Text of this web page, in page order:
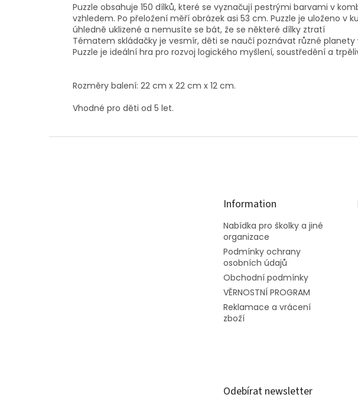
Puzzle obsahuje 150 dílků, které se vyznačují pestrými barvami v
vzhledem. Po přeložení měří obrázek asi 53 cm. Puzzle je uloženo v
úhledně uklizené a nemusíte se bát, že se některé dílky ztratí
Tématem skládačky je vesmír, děti se naučí poznávat různé planety
Puzzle je ideální hra pro rozvoj logického myšlení, soustředění a
Rozměry balení: 22 cm x 22 cm x 12 cm.
Vhodné pro děti od 5 let.
Information
Nabídka pro školky a jiné
organizace
Podmínky ochrany
osobních údajů
Obchodní podmínky
VĚRNOSTNÍ PROGRAM
Reklamace a vrácení
zboží
Odebírat newsletter